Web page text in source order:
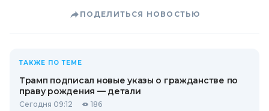
ПОДЕЛИТЬСЯ НОВОСТЬЮ
ТАКЖЕ ПО ТЕМЕ
Трамп подписал новые указы о гражданстве по
праву рождения — детали
Сегодня 09:12 186